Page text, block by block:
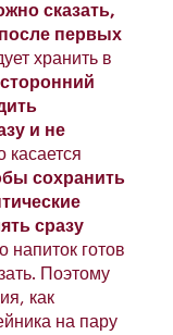
сказать,
первых
хранить в
и не
касается
сохранить
сразу
напиток готов
Поэтому
как
на пару